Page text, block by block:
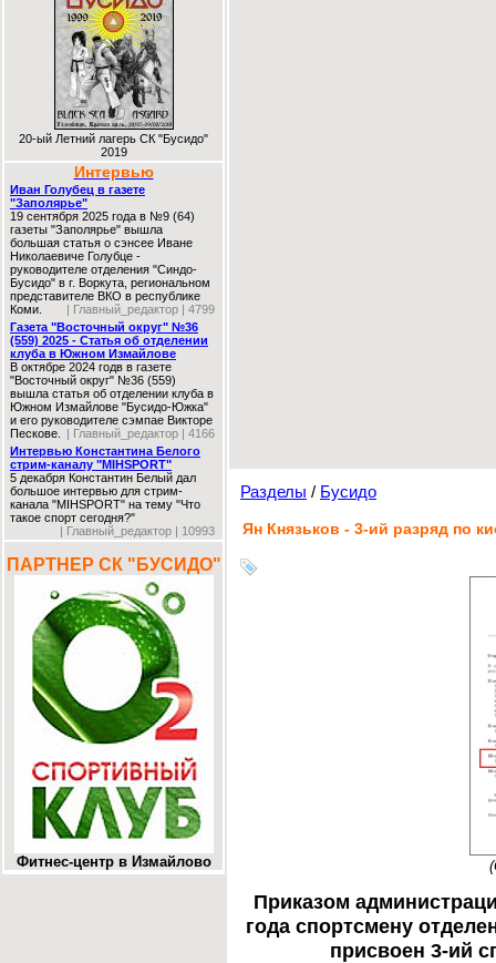
20-ый Летний лагерь СК "Бусидо"
2019
Интервью
Иван Голубец в газете
"Заполярье"
19 сентября 2025 года в №9 (64)
газеты "Заполярье" вышла
большая статья о сэнсее Иване
Николаевиче Голубце -
руководителе отделения "Синдо-
Бусидо" в г. Воркута, региональном
представителе ВКО в республике
Коми.
| Главный_редактор | 4799
Газета "Восточный округ" №36
(559) 2025 - Статья об отделении
клуба в Южном Измайлове
В октябре 2024 годв в газете
"Восточный округ" №36 (559)
вышла статья об отделении клуба в
Южном Измайлове "Бусидо-Южка"
и его руководителе сэмпае Викторе
Пескове.
| Главный_редактор | 4166
Интервью Константина Белого
стрим-каналу "MIHSPORT"
5 декабря Константин Белый дал
большое интервью для стрим-
канала "MIHSPORT" на тему "Что
такое спорт сегодня?"
| Главный_редактор | 10993
ПАРТНЕР СК "БУСИДО"
Фитнес-центр в Измайлово
Разделы / Бусидо
Ян Князьков - 3-ий разряд по
Приказом
года спортсмену
присвоен 3-ий